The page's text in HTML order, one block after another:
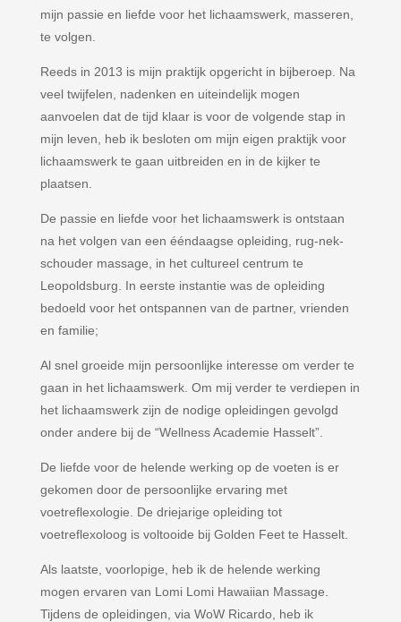
mijn passie en liefde voor het lichaamswerk, masseren,
te volgen.
Reeds in 2013 is mijn praktijk opgericht in bijberoep. Na
veel twijfelen, nadenken en uiteindelijk mogen
aanvoelen dat de tijd klaar is voor de volgende stap in
mijn leven, heb ik besloten om mijn eigen praktijk voor
lichaamswerk te gaan uitbreiden en in de kijker te
plaatsen.
De passie en liefde voor het lichaamswerk is ontstaan
na het volgen van een ééndaagse opleiding, rug-nek-
schouder massage, in het cultureel centrum te
Leopoldsburg. In eerste instantie was de opleiding
bedoeld voor het ontspannen van de partner, vrienden
en familie;
Al snel groeide mijn persoonlijke interesse om verder te
gaan in het lichaamswerk. Om mij verder te verdiepen in
het lichaamswerk zijn de nodige opleidingen gevolgd
onder andere bij de “Wellness Academie Hasselt”.
De liefde voor de helende werking op de voeten is er
gekomen door de persoonlijke ervaring met
voetreflexologie. De driejarige opleiding tot
voetreflexoloog is voltooide bij Golden Feet te Hasselt.
Als laatste, voorlopige, heb ik de helende werking
mogen ervaren van Lomi Lomi Hawaiian Massage.
Tijdens de opleidingen, via WoW Ricardo, heb ik